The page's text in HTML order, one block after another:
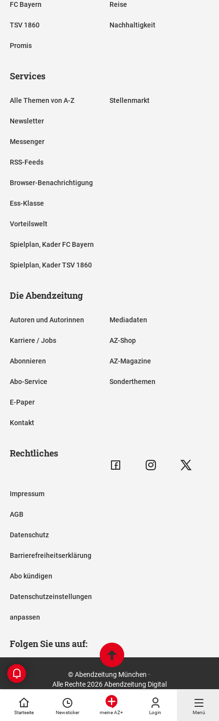
Startseite Newsticker meine AZ+ Login Menü
FC Bayern
TSV 1860
Promis
Reise
Nachhaltigkeit
Services
Alle Themen von A-Z
Newsletter
Messenger
RSS-Feeds
Browser-Benachrichtigung
Ess-Klasse
Vorteilswelt
Spielplan, Kader FC Bayern
Spielplan, Kader TSV 1860
Stellenmarkt
Die Abendzeitung
Autoren und Autorinnen
Karriere / Jobs
Abonnieren
Abo-Service
E-Paper
Kontakt
Mediadaten
AZ-Shop
AZ-Magazine
Sonderthemen
Rechtliches
Impressum
AGB
Datenschutz
Barrierefreiheitserklärung
Abo kündigen
Datenschutzeinstellungen
anpassen
Folgen Sie uns auf:
© Abendzeitung München ·
Alle Rechte 2026 Abendzeitung Digital